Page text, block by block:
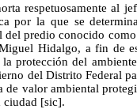
respetuosamente al
por la que se
predio conocido
Hidalgo, a fin de
protección del
del Distrito Federal
de valor ambiental
ciudad [sic].